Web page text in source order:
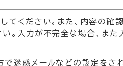
てください。また、内容の
。入力が不完全な場合、ま
方で迷惑メールなどの設定